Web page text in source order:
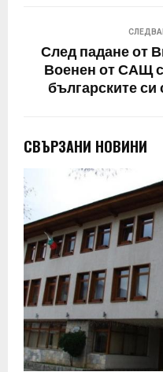
След падане от
Военен от САЩ
българските
СВЪРЗАНИ НОВИНИ